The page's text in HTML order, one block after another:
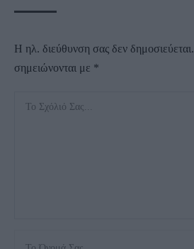
Η ηλ. διεύθυνση σας δεν δημοσιεύεται.
σημειώνονται με *